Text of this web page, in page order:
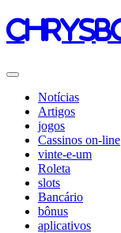
Notícias
Artigos
jogos
Cassinos on-line
vinte-e-um
Roleta
slots
Bancário
bônus
aplicativos